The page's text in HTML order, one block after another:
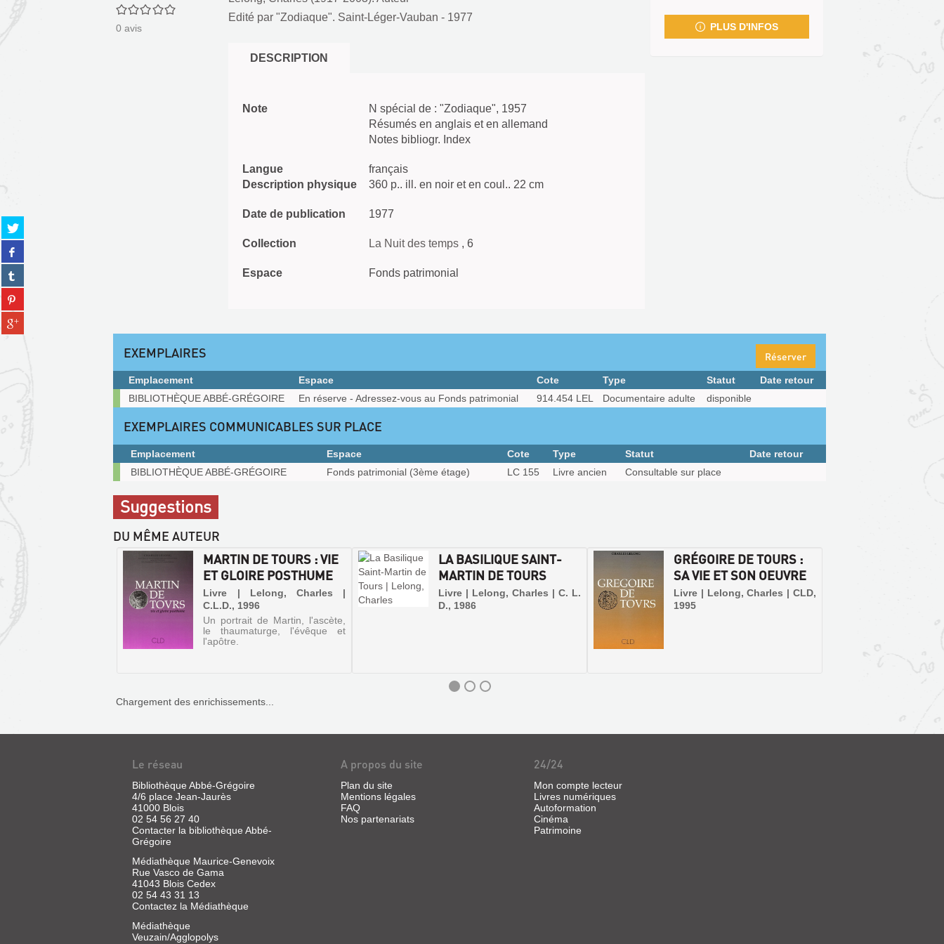
Partager
sur
twitter
(Nouvelle
fenêtre)
Partager
sur
facebook
(Nouvelle
fenêtre)
Partager
sur
tumblr
(Nouvelle
fenêtre)
Partager
sur
pinterest
(Nouvelle
Partager
sur
0/5
0 avis
Edité par "Zodiaque". Saint-Léger-Vauban - 1977
DESCRIPTION
Note
N spécial de : "Zodiaque", 1957
Résumés en anglais et en allemand
Notes bibliogr. Index
Langue
français
Description physique
360 p.. ill. en noir et en coul.. 22 cm
Date de publication 1977
Collection La Nuit des temps , 6
Espace Fonds patrimonial
PLUS D'INFOS
EXEMPLAIRES Réserver
Exemplaires
Emplacement Espace Cote Type Statut
Date retour
BIBLIOTHÈQUE ABBÉ-GRÉGOIRE
En réserve - Adressez-vous au Fonds patrimonial 914.454 LEL Documentaire adulte disponible
EXEMPLAIRES COMMUNICABLES SUR PLACE
Exemplaires
communicables
sur
place
Emplacement Espace Cote Type Statut
Date retour
BIBLIOTHÈQUE ABBÉ-GRÉGOIRE
Fonds patrimonial (3ème étage) LC 155 Livre ancien Consultable sur place
Suggestions
DU MÊME AUTEUR
LA BASILIQUE SAINT-
MARTIN DE TOURS
Livre | Lelong, Charles | C. L.
D., 1986
GRÉGOIRE DE TOURS :
SA VIE ET SON OEUVRE
Livre | Lelong, Charles | CLD,
1995
MARTIN DE TOURS : VIE
ET GLOIRE POSTHUME
Livre | Lelong, Charles |
C.L.D., 1996
Un portrait de Martin, l'ascète,
le thaumaturge, l'évêque et
l'apôtre.
LA
BASILIQUE
SAINT-
MARTIN
DE
TOURS
Livre
Chargement des enrichissements...
Le réseau
Bibliothèque Abbé-Grégoire
4/6 place Jean-Jaurès
41000 Blois
02 54 56 27 40
Contacter la bibliothèque Abbé-
Grégoire
Médiathèque Maurice-Genevoix
Rue Vasco de Gama
41043 Blois Cedex
02 54 43 31 13
Contactez la Médiathèque
Médiathèque
Veuzain/Agglopolys
A propos du site
Plan du site
Mentions légales
FAQ
Nos partenariats
24/24
Mon compte lecteur
Livres numériques
Autoformation
Cinéma
Patrimoine